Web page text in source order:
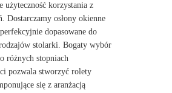
użyteczność korzystania z
Dostarczamy osłony okienne
dopasowane do
stolarki. Bogaty wybór
różnych stopniach
pozwala stworzyć rolety
się z aranżacją